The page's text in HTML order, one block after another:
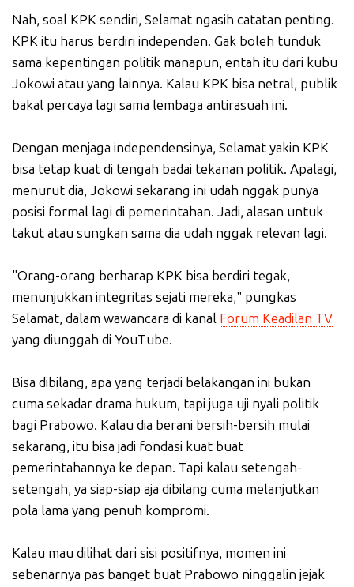
Nah, soal KPK sendiri, Selamat ngasih catatan penting.
KPK itu harus berdiri independen. Gak boleh tunduk
sama kepentingan politik manapun, entah itu dari kubu
Jokowi atau yang lainnya. Kalau KPK bisa netral, publik
bakal percaya lagi sama lembaga antirasuah ini.
Dengan menjaga independensinya, Selamat yakin KPK
bisa tetap kuat di tengah badai tekanan politik. Apalagi,
menurut dia, Jokowi sekarang ini udah nggak punya
posisi formal lagi di pemerintahan. Jadi, alasan untuk
takut atau sungkan sama dia udah nggak relevan lagi.
"Orang-orang berharap KPK bisa berdiri tegak,
menunjukkan integritas sejati mereka," pungkas
Selamat, dalam wawancara di kanal Forum Keadilan TV
yang diunggah di YouTube.
Bisa dibilang, apa yang terjadi belakangan ini bukan
cuma sekadar drama hukum, tapi juga uji nyali politik
bagi Prabowo. Kalau dia berani bersih-bersih mulai
sekarang, itu bisa jadi fondasi kuat buat
pemerintahannya ke depan. Tapi kalau setengah-
setengah, ya siap-siap aja dibilang cuma melanjutkan
pola lama yang penuh kompromi.
Kalau mau dilihat dari sisi positifnya, momen ini
sebenarnya pas banget buat Prabowo ninggalin jejak